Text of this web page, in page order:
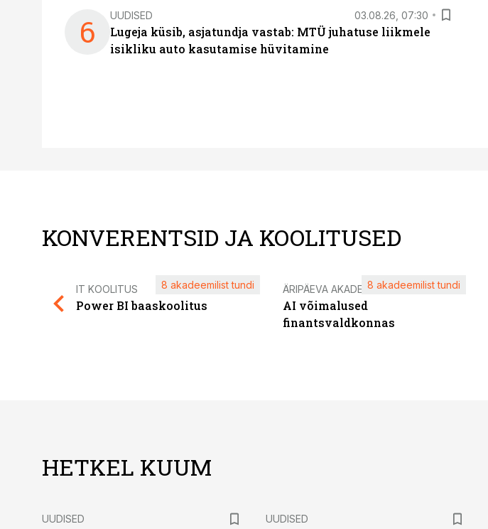
6 UUDISED 03.08.26, 07:30
Lugeja küsib, asjatundja vastab: MTÜ juhatuse liikmele
isikliku auto kasutamise hüvitamine
KONVERENTSID JA KOOLITUSED
IT KOOLITUS
Power BI baaskoolitus
8 akadeemilist tundi ÄRIPÄEVA AKADEEMIA
AI võimalused
finantsvaldkonnas
8 akadeemilist tundi
HETKEL KUUM
UUDISED
UUDISED